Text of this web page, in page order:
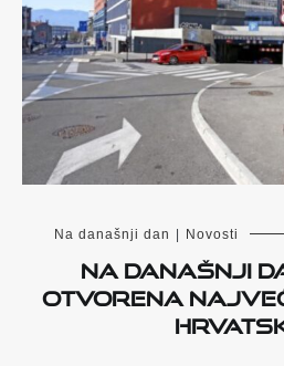
Na današnji dan Novosti
Na današnji
otvorena